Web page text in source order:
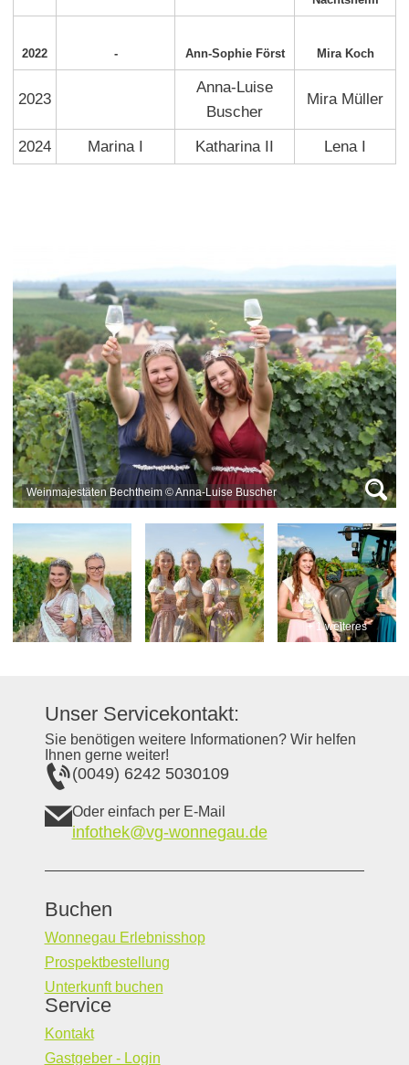
2022 - Ann-Sophie Först Mira Koch
2023
Anna-Luise
Buscher
Mira Müller
2024 Marina I Katharina II Lena I
Weinmajestäten Bechtheim © Anna-Luise Buscher
+ 1 weiteres
Unser Servicekontakt:
Sie benötigen weitere Informationen? Wir helfen
Ihnen gerne weiter!
(0049) 6242 5030109
Oder einfach per E-Mail
infothek@vg-wonnegau.de
Buchen
Wonnegau Erlebnisshop
Prospektbestellung
Unterkunft buchen
Service
Kontakt
Gastgeber - Login